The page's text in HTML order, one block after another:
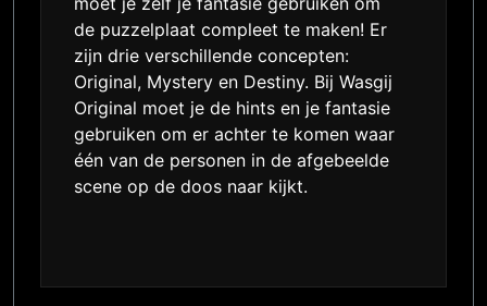
de puzzelplaat compleet te maken! Er
zijn drie verschillende concepten:
Original, Mystery en Destiny. Bij Wasgij
Original moet je de hints en je fantasie
gebruiken om er achter te komen waar
één van de personen in de afgebeelde
scene op de doos naar kijkt.